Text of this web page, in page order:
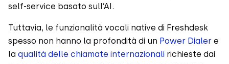
self-service basato sull’AI.
Tuttavia, le funzionalità vocali native di Freshdesk
spesso non hanno la profondità di un Power Dialer e
la qualità delle chiamate internazionali richieste dai